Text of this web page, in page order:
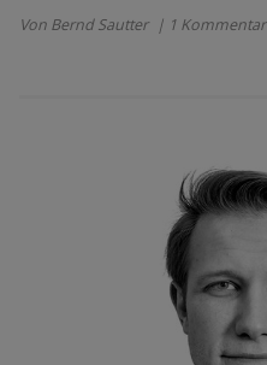
Von Bernd Sautter | 1 Kommentar